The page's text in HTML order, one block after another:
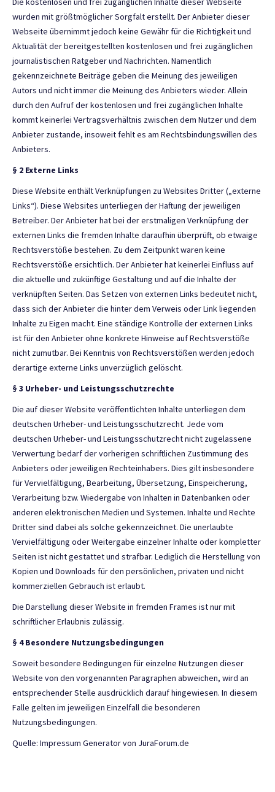
wurden mit größtmöglicher Sorgfalt erstellt. Der Anbieter dieser
Webseite übernimmt jedoch keine Gewähr für die Richtigkeit und
Aktualität der bereitgestellten kostenlosen und frei zugänglichen
journalistischen Ratgeber und Nachrichten. Namentlich
gekennzeichnete Beiträge geben die Meinung des jeweiligen
Autors und nicht immer die Meinung des Anbieters wieder. Allein
durch den Aufruf der kostenlosen und frei zugänglichen Inhalte
kommt keinerlei Vertragsverhältnis zwischen dem Nutzer und dem
Anbieter zustande, insoweit fehlt es am Rechtsbindungswillen des
Anbieters.
§ 2 Externe Links
Diese Website enthält Verknüpfungen zu Websites Dritter („externe
Links“). Diese Websites unterliegen der Haftung der jeweiligen
Betreiber. Der Anbieter hat bei der erstmaligen Verknüpfung der
externen Links die fremden Inhalte daraufhin überprüft, ob etwaige
Rechtsverstöße bestehen. Zu dem Zeitpunkt waren keine
Rechtsverstöße ersichtlich. Der Anbieter hat keinerlei Einfluss auf
die aktuelle und zukünftige Gestaltung und auf die Inhalte der
verknüpften Seiten. Das Setzen von externen Links bedeutet nicht,
dass sich der Anbieter die hinter dem Verweis oder Link liegenden
Inhalte zu Eigen macht. Eine ständige Kontrolle der externen Links
ist für den Anbieter ohne konkrete Hinweise auf Rechtsverstöße
nicht zumutbar. Bei Kenntnis von Rechtsverstößen werden jedoch
derartige externe Links unverzüglich gelöscht.
§ 3 Urheber- und Leistungsschutzrechte
Die auf dieser Website veröffentlichten Inhalte unterliegen dem
deutschen Urheber- und Leistungsschutzrecht. Jede vom
deutschen Urheber- und Leistungsschutzrecht nicht zugelassene
Verwertung bedarf der vorherigen schriftlichen Zustimmung des
Anbieters oder jeweiligen Rechteinhabers. Dies gilt insbesondere
für Vervielfältigung, Bearbeitung, Übersetzung, Einspeicherung,
Verarbeitung bzw. Wiedergabe von Inhalten in Datenbanken oder
anderen elektronischen Medien und Systemen. Inhalte und Rechte
Dritter sind dabei als solche gekennzeichnet. Die unerlaubte
Vervielfältigung oder Weitergabe einzelner Inhalte oder kompletter
Seiten ist nicht gestattet und strafbar. Lediglich die Herstellung von
Kopien und Downloads für den persönlichen, privaten und nicht
kommerziellen Gebrauch ist erlaubt.
Die Darstellung dieser Website in fremden Frames ist nur mit
schriftlicher Erlaubnis zulässig.
§ 4 Besondere Nutzungsbedingungen
Soweit besondere Bedingungen für einzelne Nutzungen dieser
Website von den vorgenannten Paragraphen abweichen, wird an
entsprechender Stelle ausdrücklich darauf hingewiesen. In diesem
Falle gelten im jeweiligen Einzelfall die besonderen
Nutzungsbedingungen.
Quelle: Impressum Generator von JuraForum.de